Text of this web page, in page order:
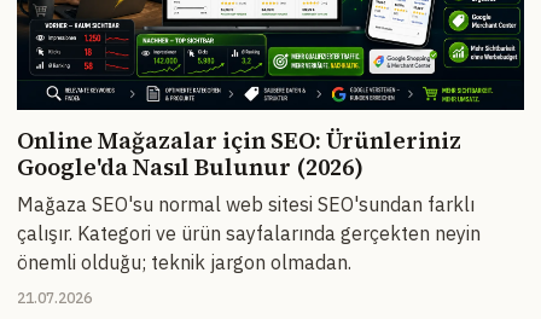
Online Mağazalar için SEO: Ürünleriniz
Google'da Nasıl Bulunur (2026)
Mağaza SEO'su normal web sitesi SEO'sundan farklı
çalışır. Kategori ve ürün sayfalarında gerçekten neyin
önemli olduğu; teknik jargon olmadan.
21.07.2026